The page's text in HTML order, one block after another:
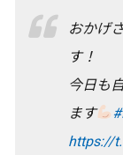
おかげ
す！
今日も
ます
https://